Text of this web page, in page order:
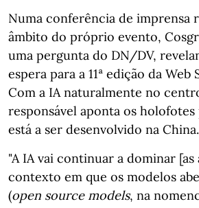
Numa conferência de imprensa
âmbito do próprio evento,
uma pergunta do DN/DV,
espera para a 11ª edição da Web
Com a IA naturalmente no
responsável aponta os holofotes
está a ser desenvolvido na China.
"A IA vai continuar a dominar [as
contexto em que os modelos
(open source models, na